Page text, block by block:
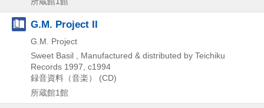
G.M. Project II
G.M. Project
Sweet Basil , Manufactured & distributed by Teichiku
Records 1997, c1994
録音資料（音楽） (CD)
所蔵館1館